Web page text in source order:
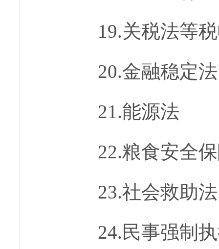
19.关税法等
20.金融稳定法
21.能源法
22.粮食安全
23.社会救助法
24.民事强制